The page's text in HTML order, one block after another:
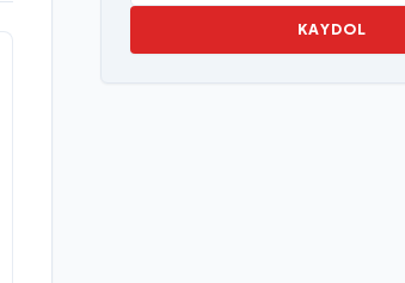
KAYDOL